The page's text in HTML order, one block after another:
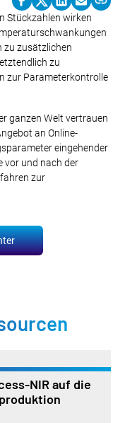
Stückzahlen wirken
zu zusätzlichen
zu
zur Parameterkontrolle
ganzen Welt vertrauen
an Online-
eingehender
vor und nach der
zur
NIR auf die